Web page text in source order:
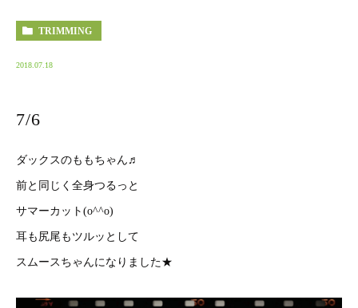
TRIMMING
2018.07.18
7/6
ダックスのももちゃん♬
前と同じく全身つるっと
サマーカット(o^^o)
耳も尻尾もツルッとして
スムースちゃんになりました★